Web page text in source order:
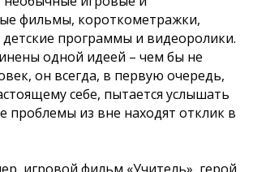
фильмы, короткометражки,
программы и видеоролики.
одной идеей – чем бы не
он всегда, в первую очередь,
себе, пытается услышать
проблемы из вне находят отклик в